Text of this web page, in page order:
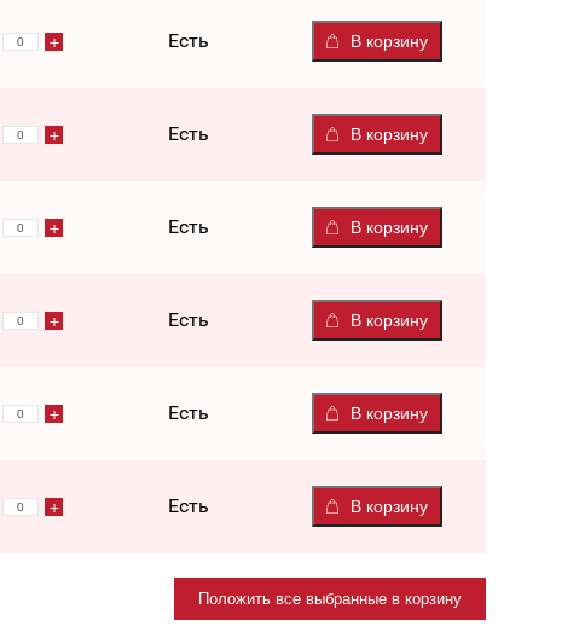
Есть В корзину
Есть В корзину
Есть В корзину
Есть В корзину
Есть В корзину
Есть В корзину
Положить все выбранные в корзину